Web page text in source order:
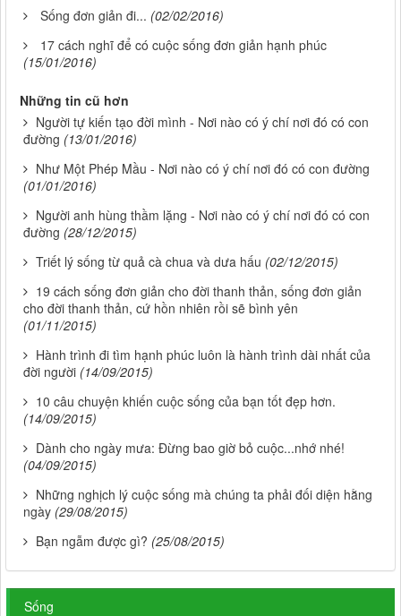
Sống đơn giản đi... (02/02/2016)
17 cách nghĩ để có cuộc sống đơn giản hạnh phúc
(15/01/2016)
Những tin cũ hơn
Người tự kiến tạo đời mình - Nơi nào có ý chí nơi đó có con
đường (13/01/2016)
Như Một Phép Mầu - Nơi nào có ý chí nơi đó có con đường
(01/01/2016)
Người anh hùng thầm lặng - Nơi nào có ý chí nơi đó có con
đường (28/12/2015)
Triết lý sống từ quả cà chua và dưa hấu (02/12/2015)
19 cách sống đơn giản cho đời thanh thản, sống đơn giản
cho đời thanh thản, cứ hồn nhiên rồi sẽ bình yên
(01/11/2015)
Hành trình đi tìm hạnh phúc luôn là hành trình dài nhất của
đời người (14/09/2015)
10 câu chuyện khiến cuộc sống của bạn tốt đẹp hơn.
(14/09/2015)
Dành cho ngày mưa: Đừng bao giờ bỏ cuộc...nhớ nhé!
(04/09/2015)
Những nghịch lý cuộc sống mà chúng ta phải đối diện hằng
ngày (29/08/2015)
Bạn ngẫm được gì? (25/08/2015)
Sống